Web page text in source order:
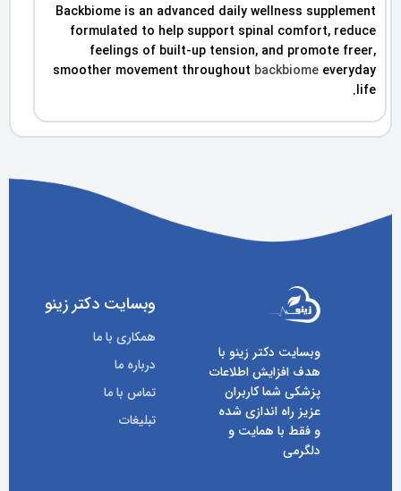
Backbiome is an advanced daily wellness supplement
formulated to help support spinal comfort, reduce
feelings of built-up tension, and promote freer,
smoother movement throughout backbiome everyday
life.
وبسایت دکتر زینو با
هدف افزایش اطلاعات
پزشکی شما کاربران
عزیز راه اندازی شده
و فقط با همایت و
دلگرمی
وبسایت دکتر زینو
همکاری با ما
درباره ما
تماس با ما
تبلیغات